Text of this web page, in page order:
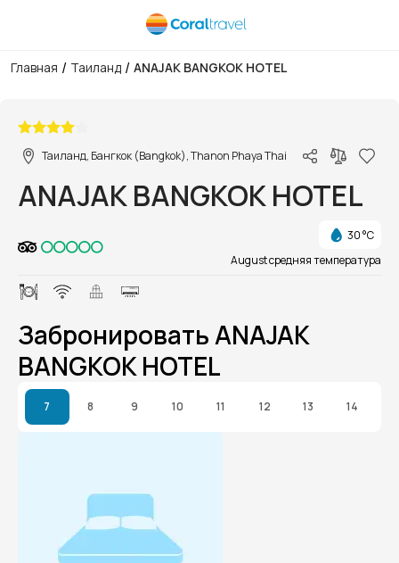
Главная / Таиланд / ANAJAK BANGKOK HOTEL
Таиланд, Бангкок (Bangkok), Thanon Phaya Thai
ANAJAK BANGKOK HOTEL
30 °C
August средняя температура
Забронировать ANAJAK
BANGKOK HOTEL
7 8 9 10 11 12 13 14